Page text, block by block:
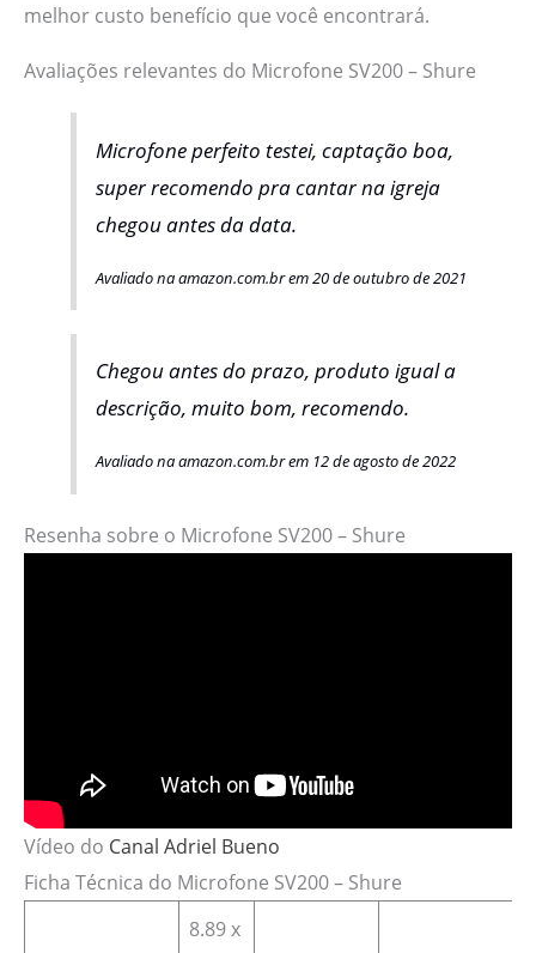
melhor custo benefício que você encontrará.
Avaliações relevantes do Microfone SV200 – Shure
Microfone perfeito testei, captação boa,
super recomendo pra cantar na igreja
chegou antes da data.
Avaliado na amazon.com.br em 20 de outubro de 2021
Chegou antes do prazo, produto igual a
descrição, muito bom, recomendo.
Avaliado na amazon.com.br em 12 de agosto de 2022
Resenha sobre o Microfone SV200 – Shure
Vídeo do Canal Adriel Bueno
Ficha Técnica do Microfone SV200 – Shure
‎8.89 x